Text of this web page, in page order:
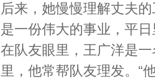
后来，她慢慢理解丈夫
是一份伟大的事业，平
在队友眼里，王广洋是
里，他常帮队友理发。“